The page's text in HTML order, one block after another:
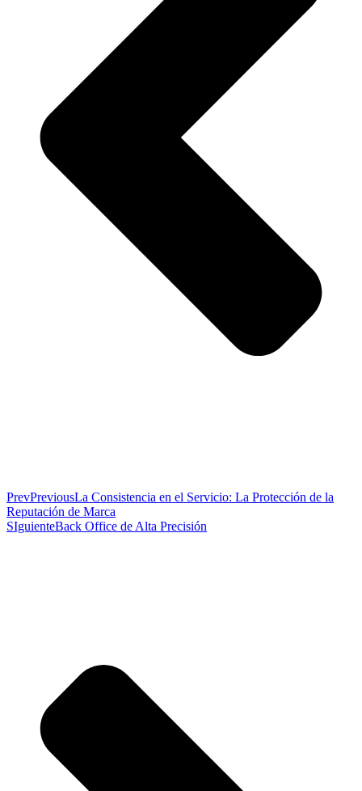
PrevPreviousLa Consistencia en el Servicio: La Protección de la
Reputación de Marca
SIguienteBack Office de Alta Precisión